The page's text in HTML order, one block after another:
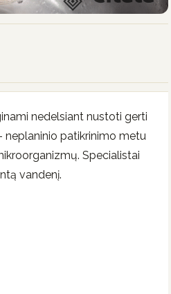
nedelsiant nustoti gerti
neplaninio patikrinimo metu
Specialistai
vandenį.